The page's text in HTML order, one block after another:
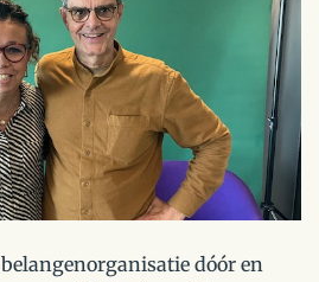
dóór en